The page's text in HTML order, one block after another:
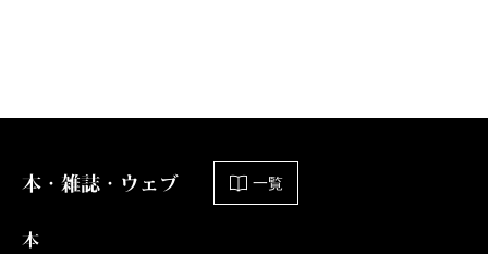
さらに驚嘆するのは、フーダニットを越えた先にあ
読めば、まずは誰もが「狂っている」という感想を抱
本・雑誌・ウェブ 一覧
本